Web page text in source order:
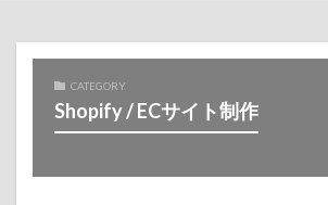
CATEGORY
Shopify / ECサイト制作